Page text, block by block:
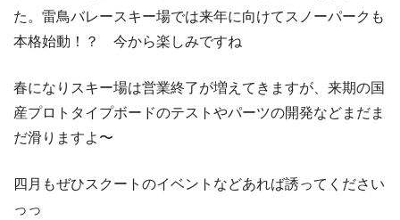
た。雷鳥バレースキー場では来年に向けてスノーパークも
本格始動！？ 今から楽しみですね
春になりスキー場は営業終了が増えてきますが、来期の国
産プロトタイプボードのテストやパーツの開発などまだま
だ滑りますよ〜
四月もぜひスクートのイベントなどあれば誘ってください
っっ